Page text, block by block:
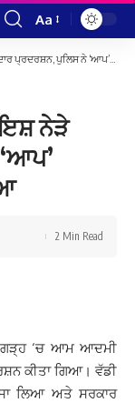
Font
Resizer
Aa
ਨੇ ‘ਆਪ’ ਵਿਧਾਇਕਾਂ ਨੂੰ ਹਿਰਾਸਤ ‘ਚ ਲਿਆ
ਨੇੜੇ
2 Min Read
‘ਚ ਆਮ ਆਦਮੀ
ਕੀਤਾ ਗਿਆ। ਵੱਡੀ
ਲਿਆ ਅਤੇ ਸਰਕਾਰ